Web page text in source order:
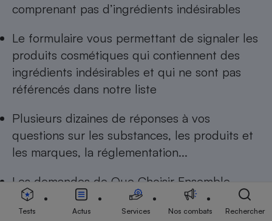
comprenant pas d’ingrédients indésirables
Le formulaire vous permettant de signaler les
produits cosmétiques qui contiennent des
ingrédients indésirables et qui ne sont pas
référencés dans notre liste
Plusieurs dizaines de réponses à vos
questions sur les substances, les produits et
les marques, la réglementation...
Les demandes de Que Choisir Ensemble
auprès des pouvoirs publics européens
Tests Actus Services Nos combats Rechercher